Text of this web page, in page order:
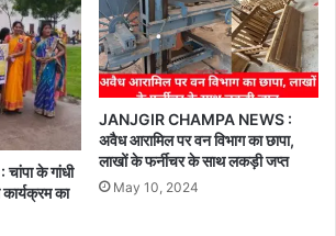
के गांधी
का
JANJGIR CHAMPA NEWS :
अवैध आरामिल पर वन विभाग का छापा,
लाखों के फर्नीचर के साथ लकड़ी जप्त
May 10, 2024